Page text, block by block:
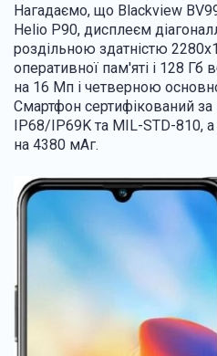
Нагадаємо, що Blackview
Helio P90, дисплеєм
роздільною здатністю
оперативної пам'яті і 128
на 16 Мп і четверною
Смартфон сертифікований за
IP68/IP69K та MIL-STD-810,
на 4380 мАг.